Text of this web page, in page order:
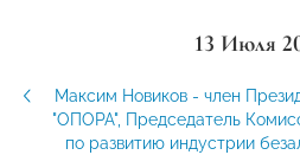
13 Июля
Максим Новиков - член
"ОПОРА", Председатель
по развитию индустрии